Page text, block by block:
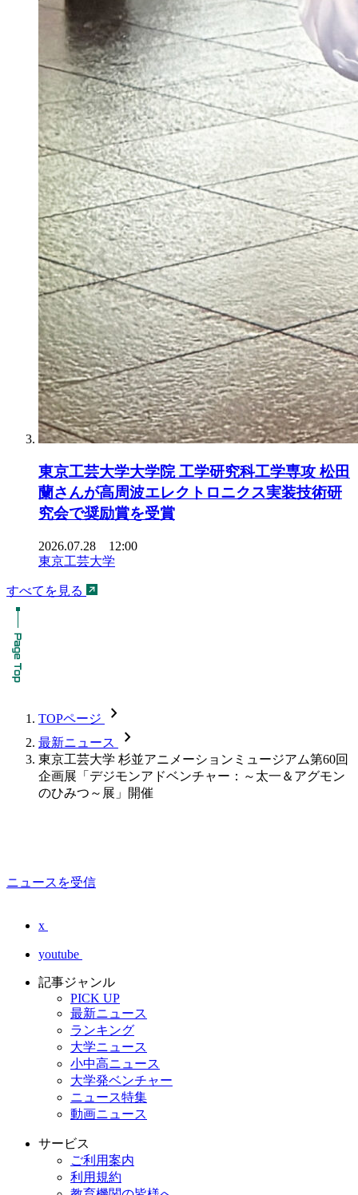
東京工芸大学大学院 工学研究科工学専攻 松田
蘭さんが高周波エレクトロニクス実装技術研
究会で奨励賞を受賞
2026.07.28 12:00
東京工芸大学
すべてを見る
TOPページ chevron_forward
最新ニュース chevron_forward
東京工芸大学 杉並アニメーションミュージアム第60回
企画展「デジモンアドベンチャー：～太一＆アグモン
のひみつ～展」開催
ニュースを受信
x
youtube
記事ジャンル
PICK UP
最新ニュース
ランキング
大学ニュース
小中高ニュース
大学発ベンチャー
ニュース特集
動画ニュース
サービス
ご利用案内
利用規約